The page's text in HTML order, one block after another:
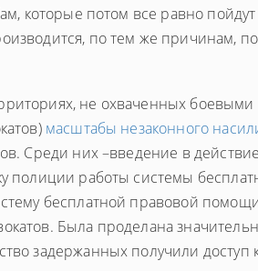
которые потом все равно
по тем же причинам,
не охваченных боевыми
масштабы незаконного
Среди них –введение в действие
полиции работы системы
бесплатной правовой
Была проделана
задержанных получили доступ